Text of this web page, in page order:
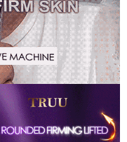
Gogo】
pengguna telefon
perlu memohon lagi.
terbuka untuk syarikat
Gogo", selepas
ke proses
pilih bilangan
dan setelah
dan jumlah bayaran
jika anda
pemprosesan dan
bersetuju dengan data
dikumpul dan digunakan
ini.
姓
)
Kadar Penghantaran
Kadar Penghantaran
Kadar Penghantaran